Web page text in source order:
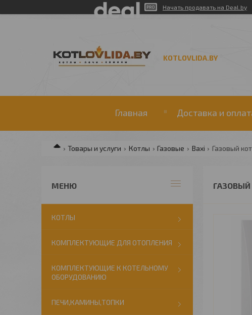
Начать продавать на Deal.by
KOTLOVLIDA.BY
Главная Доставка и
Товары и услуги Котлы Газовые Baxi Газовый
ГАЗОВЫЙ
КОТЛЫ
КОМПЛЕКТУЮЩИЕ ДЛЯ ОТОПЛЕНИЯ
КОМПЛЕКТУЮЩИЕ К КОТЕЛЬНОМУ
ОБОРУДОВАНИЮ
ПЕЧИ,КАМИНЫ,ТОПКИ